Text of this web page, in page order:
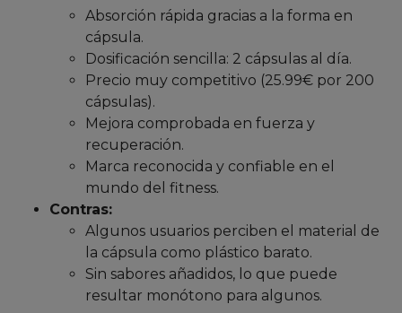
Absorción rápida gracias a la forma en
cápsula.
Dosificación sencilla: 2 cápsulas al día.
Precio muy competitivo (25.99€ por 200
cápsulas).
Mejora comprobada en fuerza y
recuperación.
Marca reconocida y confiable en el
mundo del fitness.
Contras:
Algunos usuarios perciben el material de
la cápsula como plástico barato.
Sin sabores añadidos, lo que puede
resultar monótono para algunos.